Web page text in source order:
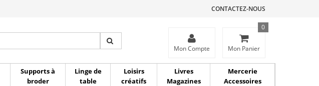
CONTACTEZ-NOUS
Mon Compte Mon Panier
0
Supports à
broder
Linge de
table
Loisirs
créatifs
Livres
Magazines
Mercerie
Accessoires